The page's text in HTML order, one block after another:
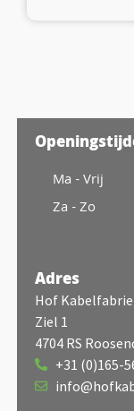
Ma - Vrij
Za - Zo
Adres
Hof
Ziel 1
4704 RS
+31 (0)165-